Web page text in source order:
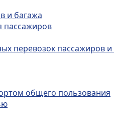
и багажа
пассажиров
перевозок пассажиров
общего пользования